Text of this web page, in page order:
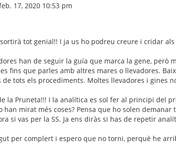
17, 2020 10:53 pm
tot genial!! I ja us ho podreu creure i cridar als
han de seguir la guía que marca la gene, però
fins que parles amb altres mares o llevadores.
tots els procediments. Moltes llevadores i gines
la Pruneta!!! I la analítica es sol fer al principi del
han mirat més coses? Pensa que ho solen
si vas per la SS. Ja ens diràs si has de repetir
per complert i espero que no torni, perquè he